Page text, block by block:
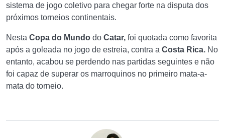
sistema de jogo coletivo para chegar forte na disputa dos
próximos torneios continentais.
Nesta Copa do Mundo do Catar, foi quotada como favorita
após a goleada no jogo de estreia, contra a Costa Rica. No
entanto, acabou se perdendo nas partidas seguintes e não
foi capaz de superar os marroquinos no primeiro mata-a-
mata do torneio.